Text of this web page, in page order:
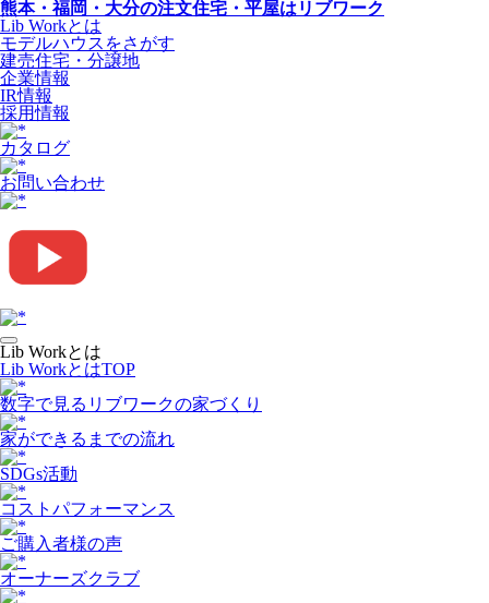
熊本・福岡・大分の注文住宅・平屋はリブワーク
Lib Workとは
モデルハウスをさがす
建売住宅・分譲地
企業情報
IR情報
採用情報
カタログ
お問い合わせ
Lib Workとは
Lib WorkとはTOP
数字で⾒るリブワークの家づくり
家ができるまでの流れ
SDGs活動
コストパフォーマンス
ご購入者様の声
オーナーズクラブ